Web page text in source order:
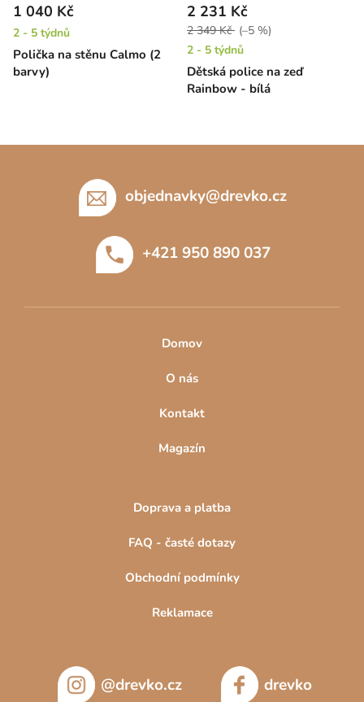
Polička na stěnu Calmo (2
barvy)
1 040 Kč
2 - 5 týdnů
Dětská police na zeď
Rainbow - bílá
2 231 Kč
2 349 Kč (–5 %)
2 - 5 týdnů
objednavky@drevko.cz
+421 950 890 037
Domov
O nás
Kontakt
Magazín
Doprava a platba
FAQ - časté dotazy
Obchodní podmínky
Reklamace
@drevko.cz drevko